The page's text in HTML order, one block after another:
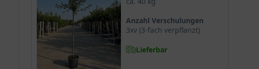
Anzahl Verschulungen
3xv (3-fach verpflanzt)
Lieferbar